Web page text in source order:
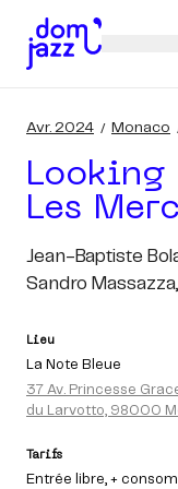
Avr. 2024 Monaco
Les
Jean-Baptiste
Sandro Massazza,
Lieu
La Note Bleue
37 Av. Princesse
du Larvotto, 98000
Tarifs
Entrée libre, +